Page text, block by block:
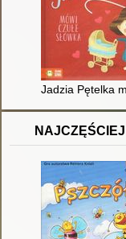
Jadzia Pętelka